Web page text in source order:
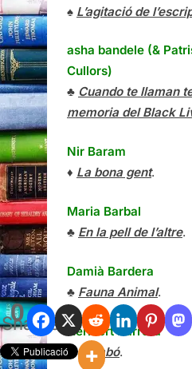
0
Shares
♠ L’agitació de
asha bandele (&
Cullors)
♣ Cuando te llaman
memoria del Black
Nir Baram
♦ La bona gent.
Maria Barbal
♣ En la pell de l’altre.
Damià Bardera
♣ Fauna Animal.
Heribert Barrera
♣Cambó.